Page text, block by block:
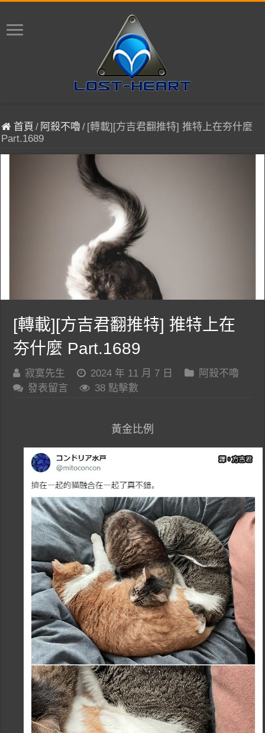
首頁 / 阿殺不嚕/ [轉載][方吉君翻推特] 推特上在夯什麼
Part.1689
[轉載][方吉君翻推特] 推特上在
夯什麼 Part.1689
寂寞先生 2024 年 11 月 7 日
阿殺不嚕
發表留言
38 點擊數
黃金比例